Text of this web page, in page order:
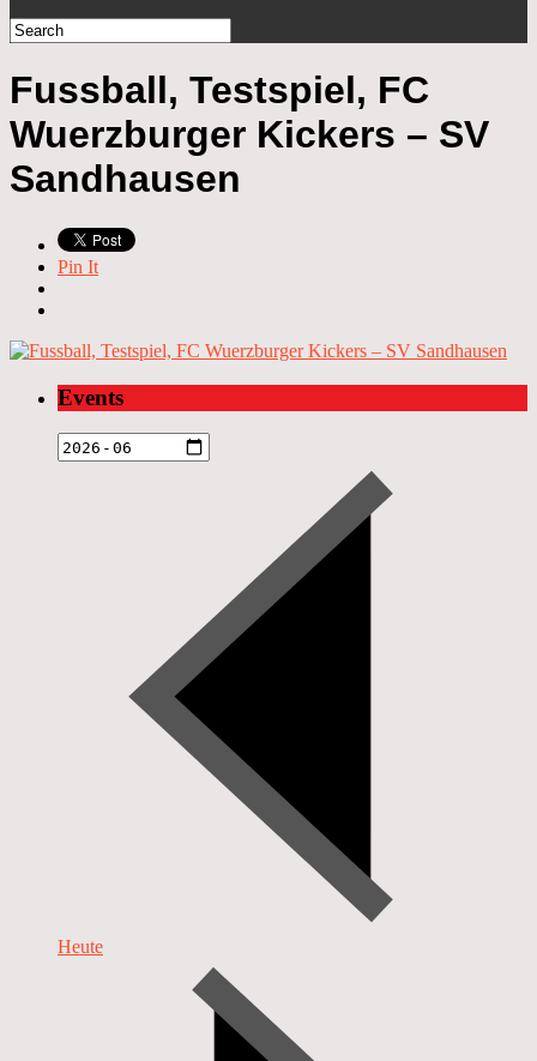
Fussball, Testspiel, FC
Wuerzburger Kickers – SV
Sandhausen
Pin It
Events
Heute